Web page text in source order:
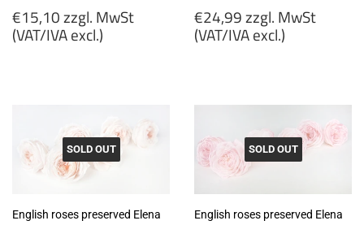
Regular
price
€15,10 zzgl. MwSt
(VAT/IVA excl.)
(VAT/IVA
excl.)
Regular
price
€24,99 zzgl. MwSt
(VAT/IVA excl.)
MwSt
excl.)
SOLD OUT
English roses preserved Elena
SOLD OUT
English roses preserved Elena